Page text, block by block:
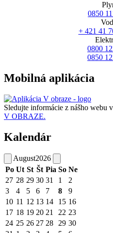
0850
+ 421 41
0800
0850
Mobilná aplikácia
Sledujte informácie z nášho webu v
V OBRAZE.
Kalendár
August2026
Po Ut St Št Pia So Ne
27 28 29 30 31 1
2
3
4 5 6 7 8
9
10 11 12 13 14 15 16
17 18 19 20 21 22 23
24 25 26 27 28 29 30